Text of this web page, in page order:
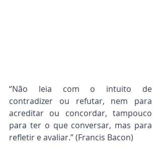
“Não leia com o intuito de
contradizer ou refutar, nem para
acreditar ou concordar, tampouco
para ter o que conversar, mas para
refletir e avaliar.” (Francis Bacon)